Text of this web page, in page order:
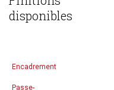
disponibles
Encadrement
Passe-